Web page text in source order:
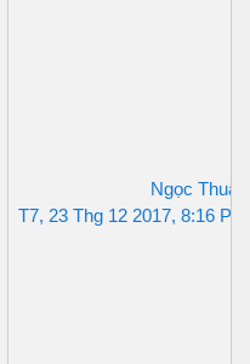
Ngọc Thuận
T7, 23 Thg 12 2017, 8:16 PM